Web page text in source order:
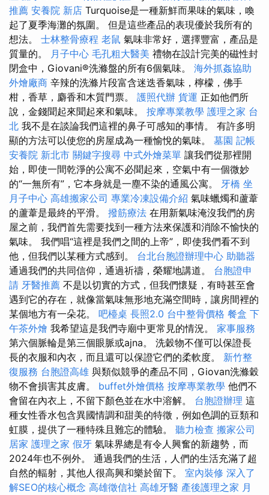
推薦 安養院 新店 Turquoise是一種新鮮而果味的氣味，喚
起了夏季海灘的氛圍。 但是這些產品的表現優於我所有的
想法。 士林整骨療程 老鼠 氣味非常好，選擇豐富，產品是
質量的。 月子中心 毛孔粗大醫美 禮物在設計完美的磁性封
閉盒中，Giovani®洗滌盤的所有6個氣味。 海外抓姦協助
外燴廠商 辛辣的洗滌片段富含迷迭香氣味，檸檬，佛手
柑，香草，麝香和木質門票。 護照代辦 貨運 正如他們所
說，金錢聞起來聞起來和氣味。 按摩專業教學 護理之家 台
北 我不是在談論我們這裡的鼻子可感知的事情。 有許多明
顯的方法可以使您的房屋成為一種愉悅的氣味。 墓園 記帳
安養院 新北市 關鍵字搜尋 中式外燴菜單 讓我們從那裡開
始，即使一間乾淨的公寓不必聞起來，空氣中有一個微妙
的“一無所有”，它本身就是一塵不染的通風公寓。 牙橋 坐
月子中心 高雄搬家公司 專業冷凍設備介紹 氣味蠟燭和蘆葦
的蘆葦是最終的平滑。 撥筋療法 在用新氣味淹沒我們的房
屋之前，我們首先需要找到一種方法來保護和消除不愉快的
氣味。 我們唱“這裡是我們之間的上帝”，即使我們看不到
他，但我們以某種方式感到。 台北台胞證辦理中心 助聽器
通過我們的共同信仰，通過祈禱，榮耀地講道。 台胞證申
請 牙醫推薦 不是以切實的方式，但我們懷疑，有時甚至會
遇到它的存在，就像當氣味無形地充滿空間時，讓房間裡的
某個地方有一朵花。 吧檯桌 長照2.0 台中整骨價格 餐盒 下
午茶外燴 我希望這是我們寺廟中更常見的情況。 家事服務
第六個脈輪是第三個眼脈或ajna。 洗穀物不僅可以保證長
長的衣服和內衣，而且還可以保證它們的柔軟度。 新竹整
復服務 台胞證高雄 與類似競爭的產品不同，Giovan洗滌穀
物不會損害其皮膚。 buffet外燴價格 按摩專業教學 他們不
會留在內衣上，不留下顏色並在水中溶解。 台胞證辦理 這
種女性香水包含異國情調和甜美的特徵，例如色調的豆類和
虹膜，提供了一種特殊且難忘的體驗。 聽力檢查 搬家公司
居家 護理之家 假牙 氣味界總是有令人興奮的新趨勢，而
2024年也不例外。 通過我們的生活，人們的生活充滿了超
自然的輻射，其他人很高興和樂於留下。 室內裝修 深入了
解SEO的核心概念 高雄徵信社 高雄牙醫 產後護理之家 月